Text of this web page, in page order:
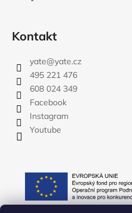
Kontakt
yate@yate.cz
495 221 476
608 024 349
Facebook
Instagram
Youtube